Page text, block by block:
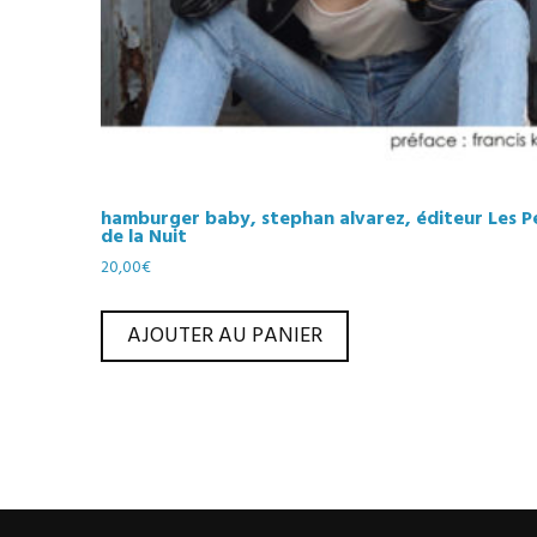
hamburger baby, stephan alvarez, éditeur Les
de la Nuit
20,00€
AJOUTER AU PANIER